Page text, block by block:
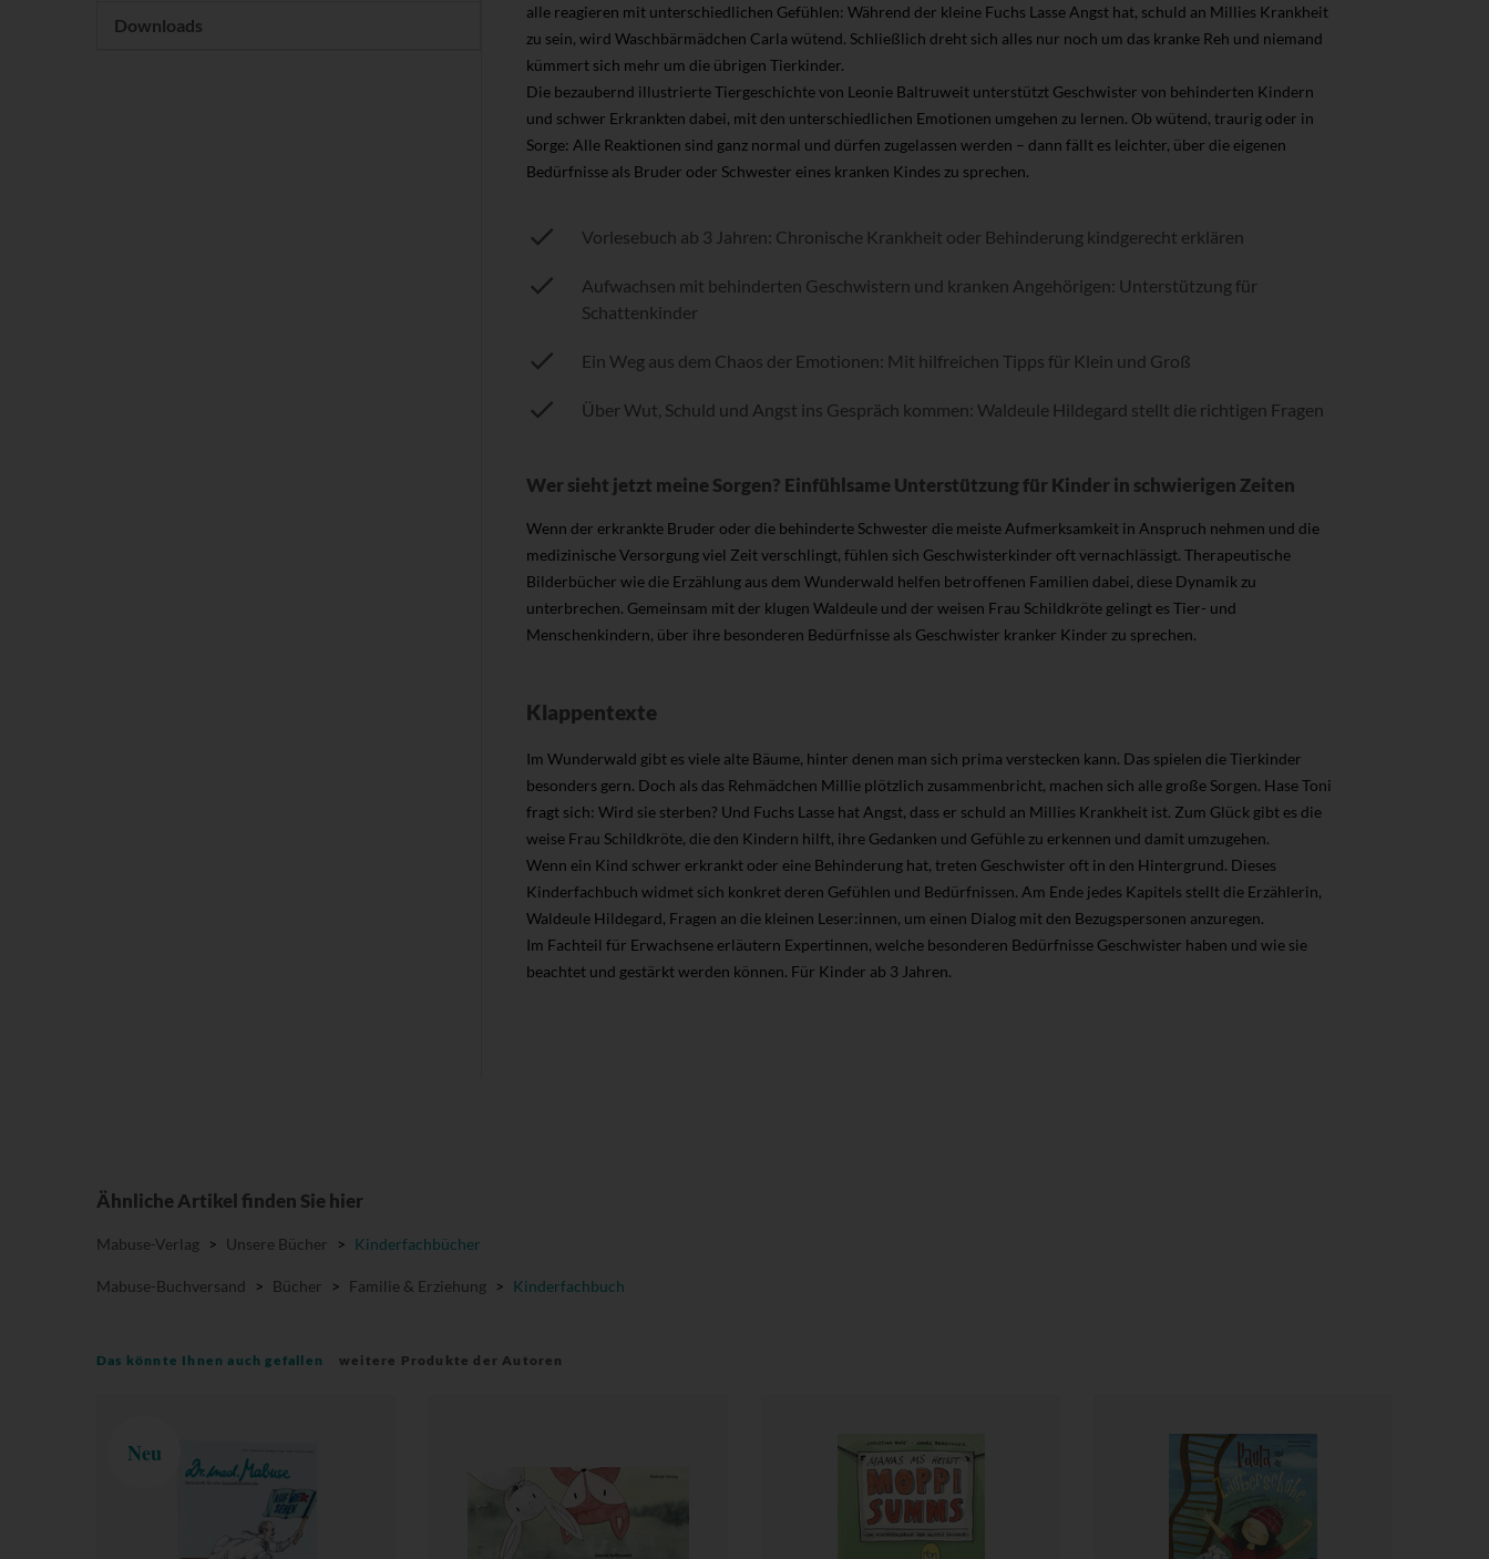
Downloads
alle reagieren mit unterschiedlichen Gefühlen: Während der kleine Fuchs Lasse Angst hat, schuld an Millies Krankheit
zu sein, wird Waschbärmädchen Carla wütend. Schließlich dreht sich alles nur noch um das kranke Reh und niemand
kümmert sich mehr um die übrigen Tierkinder.
Die bezaubernd illustrierte Tiergeschichte von Leonie Baltruweit unterstützt Geschwister von behinderten Kindern
und schwer Erkrankten dabei, mit den unterschiedlichen Emotionen umgehen zu lernen. Ob wütend, traurig oder in
Sorge: Alle Reaktionen sind ganz normal und dürfen zugelassen werden – dann fällt es leichter, über die eigenen
Bedürfnisse als Bruder oder Schwester eines kranken Kindes zu sprechen.
Vorlesebuch ab 3 Jahren: Chronische Krankheit oder Behinderung kindgerecht erklären
Aufwachsen mit behinderten Geschwistern und kranken Angehörigen: Unterstützung für
Schattenkinder
Ein Weg aus dem Chaos der Emotionen: Mit hilfreichen Tipps für Klein und Groß
Über Wut, Schuld und Angst ins Gespräch kommen: Waldeule Hildegard stellt die richtigen Fragen
Wer sieht jetzt meine Sorgen? Einfühlsame Unterstützung für Kinder in schwierigen Zeiten
Wenn der erkrankte Bruder oder die behinderte Schwester die meiste Aufmerksamkeit in Anspruch nehmen und die
medizinische Versorgung viel Zeit verschlingt, fühlen sich Geschwisterkinder oft vernachlässigt. Therapeutische
Bilderbücher wie die Erzählung aus dem Wunderwald helfen betroffenen Familien dabei, diese Dynamik zu
unterbrechen. Gemeinsam mit der klugen Waldeule und der weisen Frau Schildkröte gelingt es Tier- und
Menschenkindern, über ihre besonderen Bedürfnisse als Geschwister kranker Kinder zu sprechen.
Klappentexte
Im Wunderwald gibt es viele alte Bäume, hinter denen man sich prima verstecken kann. Das spielen die Tierkinder
besonders gern. Doch als das Rehmädchen Millie plötzlich zusammenbricht, machen sich alle große Sorgen. Hase Toni
fragt sich: Wird sie sterben? Und Fuchs Lasse hat Angst, dass er schuld an Millies Krankheit ist. Zum Glück gibt es die
weise Frau Schildkröte, die den Kindern hilft, ihre Gedanken und Gefühle zu erkennen und damit umzugehen.
Wenn ein Kind schwer erkrankt oder eine Behinderung hat, treten Geschwister oft in den Hintergrund. Dieses
Kinderfachbuch widmet sich konkret deren Gefühlen und Bedürfnissen. Am Ende jedes Kapitels stellt die Erzählerin,
Waldeule Hildegard, Fragen an die kleinen Leser:innen, um einen Dialog mit den Bezugspersonen anzuregen.
Im Fachteil für Erwachsene erläutern Expertinnen, welche besonderen Bedürfnisse Geschwister haben und wie sie
beachtet und gestärkt werden können. Für Kinder ab 3 Jahren.
Ähnliche Artikel finden Sie hier
Mabuse-Verlag > Unsere Bücher > Kinderfachbücher
Mabuse-Buchversand > Bücher > Familie & Erziehung > Kinderfachbuch
Das könnte Ihnen auch gefallen weitere Produkte der Autoren
Neu